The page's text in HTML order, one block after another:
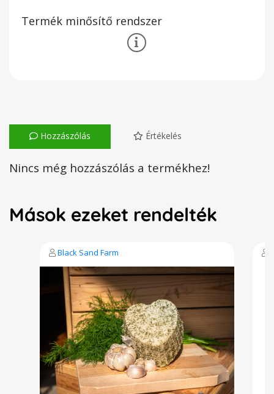
Termék minősítő rendszer
Hozzászólás Értékelés
Nincs még hozzászólás a termékhez!
Mások ezeket rendelték
Black Sand Farm